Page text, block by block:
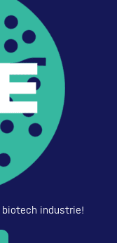
biotech industrie!